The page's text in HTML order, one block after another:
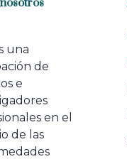
una
de
e
en el
de las